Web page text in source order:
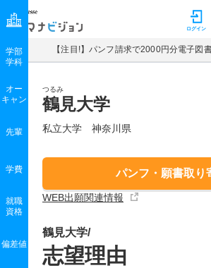
マナビジョン ログイン
【注目!】パンフ請求で2000円分電子図
つるみ
鶴見大学
私立大学 神奈川県
パンフ・願書取り
WEB出願関連情報
学部
学科
オー
キャン
先輩
学費
就職
資格
偏差値
鶴見大学/
志望理由